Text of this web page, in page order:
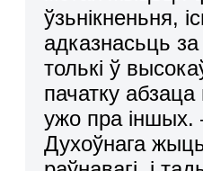
ўзьнікненьня,
адказнасьць
толькі ў
пачатку
ужо пра іншых.
Духоўнага